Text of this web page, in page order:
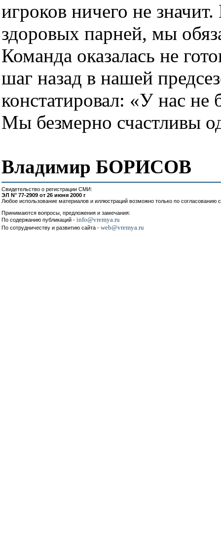
игроков ничего не
здоровых парней, мы
Команда оказалась не
шаг назад в нашей
констатировал: «У нас не
Мы безмерно счастливы
Владимир БОРИСОВ
Свидетельство о регистрации СМИ:
ЭЛ N° 77-2909 от 26 июня 2000 г
Любое использование материалов и иллюстраций возможно только по согласованию
Принимаются вопросы, предложения и замечания:
По содержанию публикаций - info@vremya.ru
По сотрудничеству и развитию сайта - web@vremya.ru